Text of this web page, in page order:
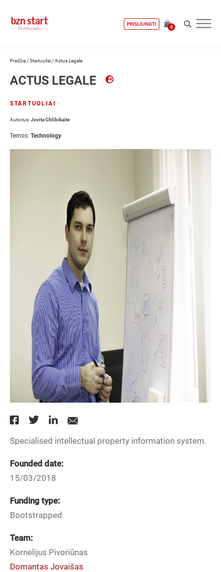
PRISIJUNGTI
0
Pradžia /Startuoliai /Actus Legale
ACTUS LEGALE
STARTUOLIAI
Autorius:Jovita Chlibikaitė
Temos: Technology
Specialised intellectual property information system.
Founded date:
15/03/2018
Funding type:
Bootstrapped
Team:
Kornelijus Pivoriūnas
Domantas Jovaišas